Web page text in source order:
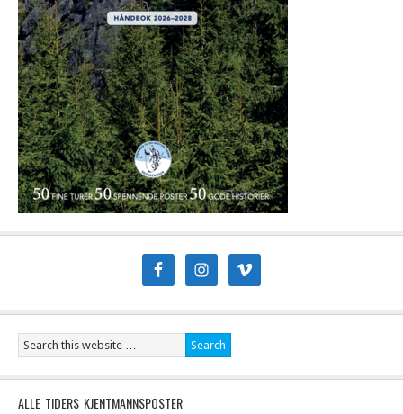
ALLE TIDERS KJENTMANNSPOSTER